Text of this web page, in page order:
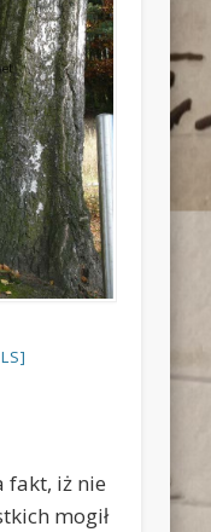
fakt, iż nie
mogił